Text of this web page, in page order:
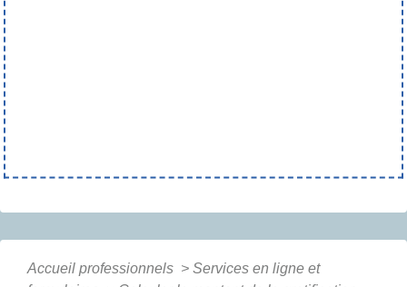
Accueil professionnels > Services en ligne et